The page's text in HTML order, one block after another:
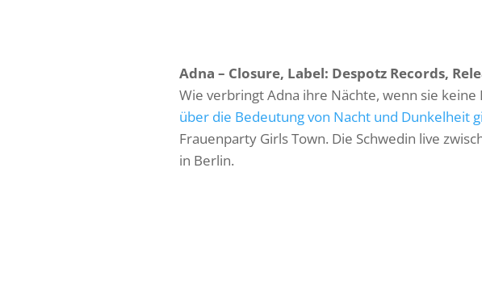
Adna – Closure, Label: Despotz Records,
Wie verbringt Adna ihre Nächte, wenn sie keine
über die Bedeutung von Nacht und Dunkelheit
Frauenparty Girls Town. Die Schwedin live
in Berlin.